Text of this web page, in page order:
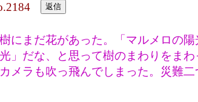
にまだ花があった。「マルメロの
」だな、と思って樹のまわりをま
メラも吹っ飛んでしまった。災難二